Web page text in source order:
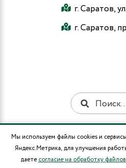
г. Саратов,
г. Саратов,
Информация и цены, представленные на
являются публичной офертой.
услуги, в том числе методы лечения,
противопоказания к их применению и
Мы используем файлы cookies и
Яндекс.Метрика, для улучшения
даете согласие на обработку